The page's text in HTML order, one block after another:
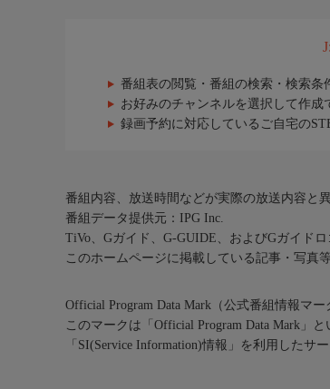
番組表の閲覧・番組の検索・検索条
お好みのチャンネルを選択して作成
録画予約に対応しているご自宅の
番組内容、放送時間などが実際の放送内容と
番組データ提供元：IPG Inc.
TiVo、Gガイド、G-GUIDE、およびGガイド
このホームページに掲載している記事・写真
Official Program Data Mark（公式番組情報マー
このマークは「Official Program Data Mark」
「SI(Service Information)情報」を利用したサ